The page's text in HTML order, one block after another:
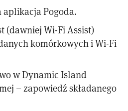
Pogoda.
(dawniej Wi-Fi Assist)
komórkowych i Wi-Fi
w Dynamic Island
– zapowiedź składanego